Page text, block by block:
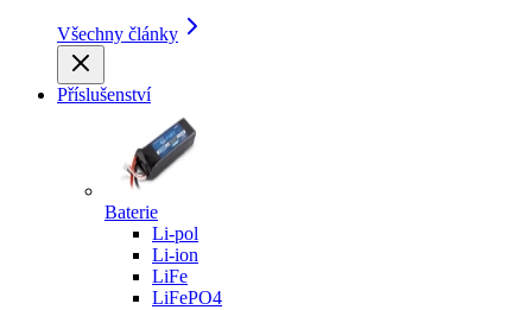
Všechny články
Příslušenství
Baterie
Li-pol
Li-ion
LiFe
LiFePO4